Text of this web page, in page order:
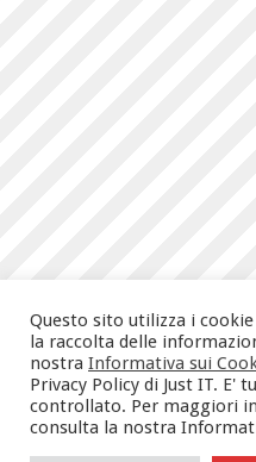
Questo sito utilizza i
la raccolta delle
nostra Informativa sui
Privacy Policy di Just IT.
controllato. Per maggiori
consulta la nostra